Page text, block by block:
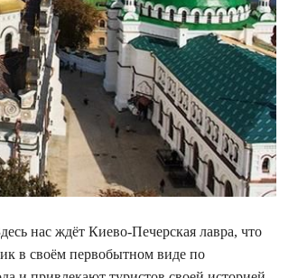
нас ждёт Киево-Печерская лавра, что
в своём первобытном виде по